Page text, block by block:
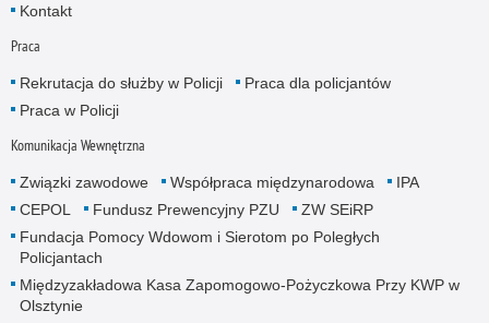
Kontakt
Praca
Rekrutacja do służby w Policji
Praca dla policjantów
Praca w Policji
Komunikacja Wewnętrzna
Związki zawodowe Współpraca międzynarodowa
IPA
CEPOL
Fundusz Prewencyjny PZU
ZW SEiRP
Fundacja Pomocy Wdowom i Sierotom po Poległych
Policjantach
Międzyzakładowa Kasa Zapomogowo-Pożyczkowa Przy KWP w
Olsztynie